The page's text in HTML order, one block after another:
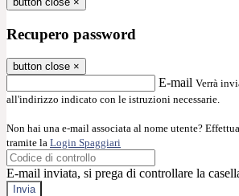
Recupero password
button close ×
E-mail Verrà
all'indirizzo indicato con le istruzioni necessarie.
Non hai una e-mail associata al nome utente?
tramite la Login Spaggiari
E-mail inviata, si prega di controllare la